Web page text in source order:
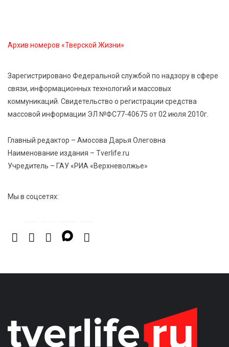
Архив номеров «Тверской Жизни»
Зарегистрировано Федеральной службой по надзору в сфере
связи, информационных технологий и массовых
коммуникаций. Свидетельство о регистрации средства
массовой информации ЭЛ №ФС77-40675 от 02 июля 2010г.
Главный редактор – Амосова Дарья Олеговна
Наименование издания – Tverlife.ru
Учредитель – ГАУ «РИА «Верхневолжье»
Мы в соцсетях: